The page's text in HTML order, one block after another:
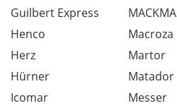
Guilbert Express
Henco
Herz
Hürner
Icomar
MACKMA
Macroza
Martor
Matador
Messer